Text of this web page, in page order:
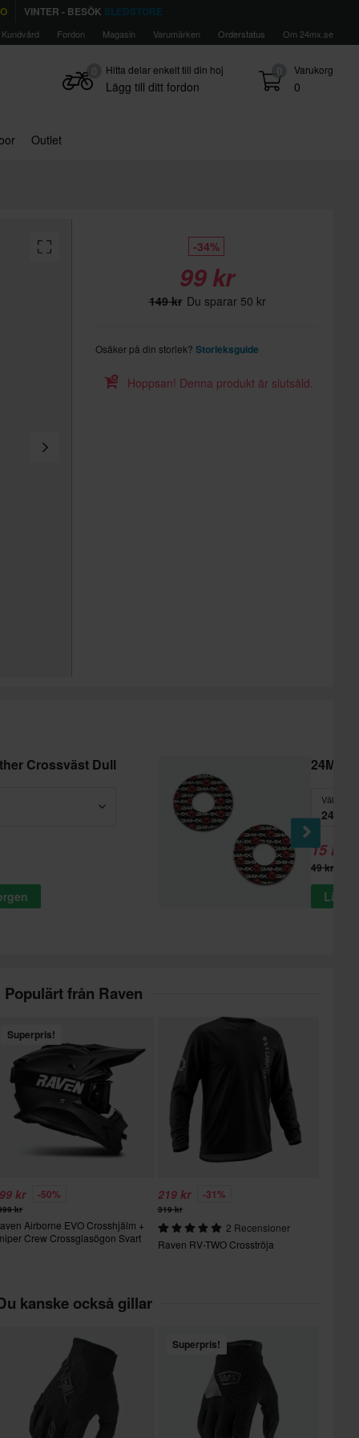
VINTER - BESÖK SLEDSTORE
Kundvård Fordon Magasin Varumärken Orderstatus Om 24mx.se
0 Varukorg
0
Hitta delar enkelt till din hoj
Lägg till ditt fordon
Outlet
-34%
99 kr
149 kr Du sparar 50 kr
Osäker på din storlek? Storleksguide
Hoppsan! Denna produkt är slutsåld.
Crossväst Dull 24MX
Välj
24MX
15 kr
49 kr
Lägg
Populärt från Raven
Superpris!
kr -50%
kr
Airborne EVO Crosshjälm +
Crew Crossglasögon Svart
219 kr -31%
319 kr
2 Recensioner
Raven RV-TWO Crosströja
kanske också gillar
Superpris!